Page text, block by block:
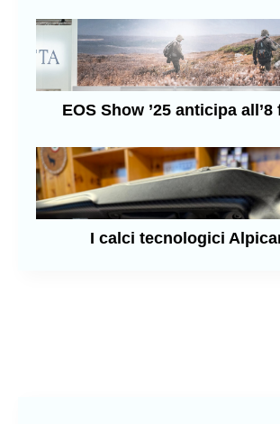
EOS Show ’25 anticipa
I calci tecnologici